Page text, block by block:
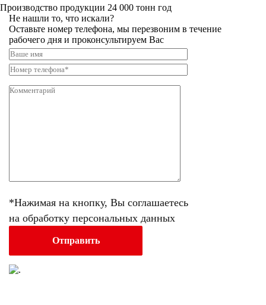
Производство продукции 24 000 тонн год
Не нашли то, что искали?
Оставьте номер телефона, мы перезвоним в течение
рабочего дня и проконсультируем Вас
*Нажимая на кнопку, Вы соглашаетесь
на обработку персональных данных